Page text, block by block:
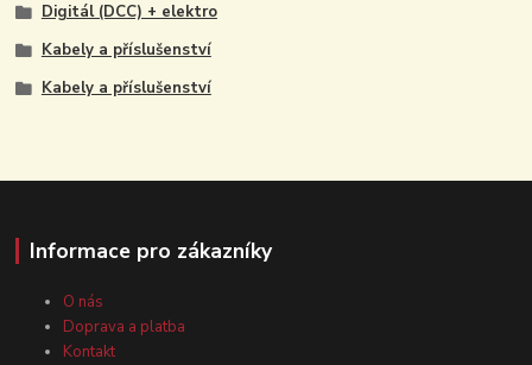
Digitál (DCC) + elektro
Kabely a příslušenství
Kabely a příslušenství
Informace pro zákazníky
O nás
Doprava a platba
Kontakt